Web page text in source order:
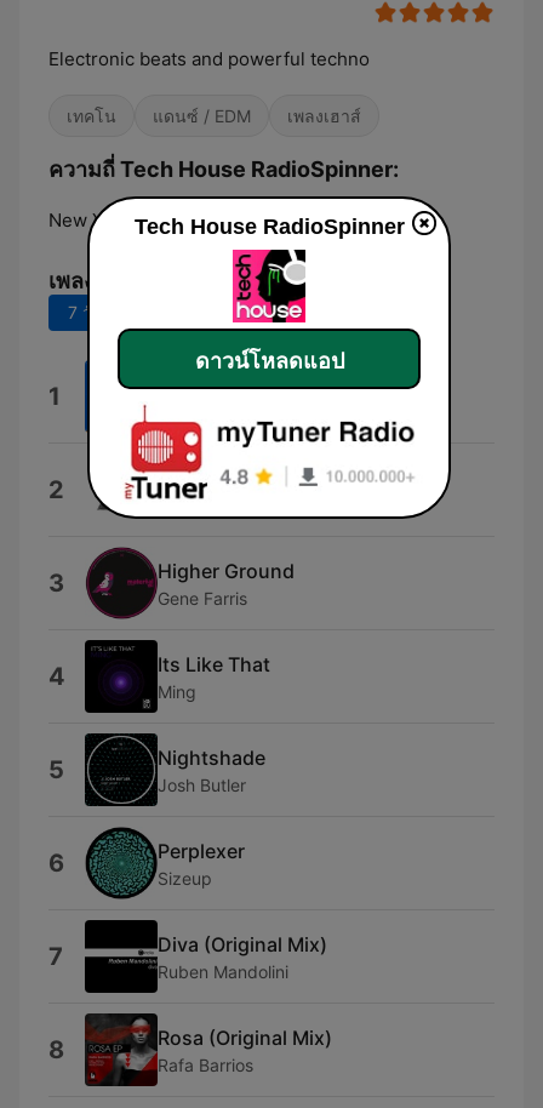
Electronic beats and powerful techno
เทคโน แดนซ์ / EDM เพลงเฮาส์
ความถี่ Tech House RadioSpinner:
New York City: Online
เพลงยอดนิยม
7 วันที่ผ่านมา 30 วันที่ผ่านมา
1 Lost Unit
2 Shaman (Dennis Cruz Remix)
Andy MacDougall
3 Higher Ground
Gene Farris
4 Its Like That
Ming
5 Nightshade
Josh Butler
6 Perplexer
Sizeup
7 Diva (Original Mix)
Ruben Mandolini
8 Rosa (Original Mix)
Rafa Barrios
Tech House RadioSpinner
ดาวน์โหลดแอป